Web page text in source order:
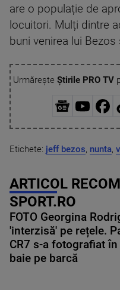
are o populație de
locuitori. Mulți dintre
buni venirea lui
Urmărește Știrile PRO TV
Etichete: jeff bezos, nunta,
ARTICOL
SPORT.RO
FOTO Georgina
'interzisă' pe rețele.
CR7 s-a fotografiat
baie pe barcă